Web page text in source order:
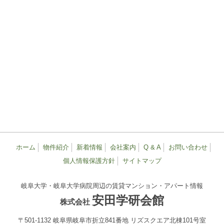
ホーム 物件紹介 新着情報 会社案内 Q & A
お問い合わせ
個人情報保護方針
サイトマップ
岐阜大学・岐阜大学病院周辺の賃貸マンション・アパート情報
株式会社 安田学研会館
〒501-1132 岐阜県岐阜市折立841番地 リズスクエア北棟101号室